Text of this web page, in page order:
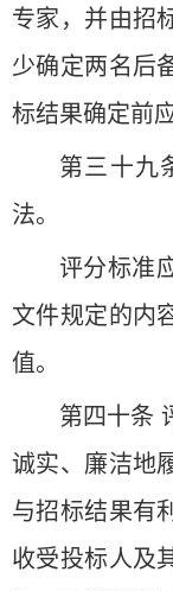
专家，并由招
少确定两名后
标结果确定前
第三十九
法。
评分标准
文件规定的内
值。
第四十条
诚实、廉洁地
与招标结果有
收受投标人及